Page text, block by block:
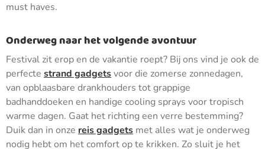
must haves.
Onderweg naar het volgende avontuur
Festival zit erop en de vakantie roept? Bij ons vind je ook de
perfecte strand gadgetsvoor die zomerse zonnedagen,
van opblaasbare drankhouders tot grappige
badhanddoeken en handige cooling sprays voor tropisch
warme dagen. Gaat het richting een verre bestemming?
Duik dan in onze reis gadgets met alles wat je onderweg
nodig hebt om het comfort op te krikken. Zo sluit je het